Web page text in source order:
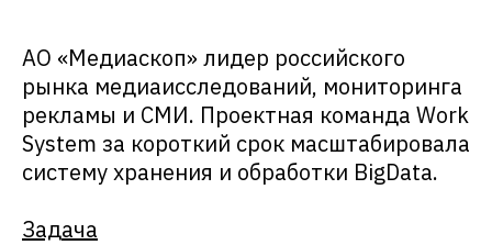
АО «Медиаскоп» лидер российского
рынка медиаисследований, мониторинга
рекламы и СМИ. Проектная команда Work
System за короткий срок масштабировала
систему хранения и обработки BigData.
Задача